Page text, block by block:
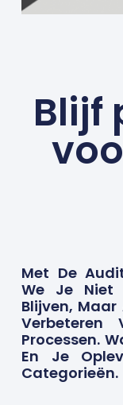
Blijf
Met De
We Je Niet
Blijven, Maar
Verbeteren
Processen.
En Je
Categorieën.